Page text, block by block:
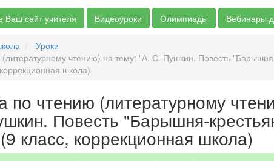
Ваш сайт учителя Видеоуроки Олимпиады Вебинары
Уроки
(литературному чтению) на тему: "А. С. Пушкин. Повесть
школа)
по чтению (литературному
Повесть "Барышня-
класс, коррекционная школа)